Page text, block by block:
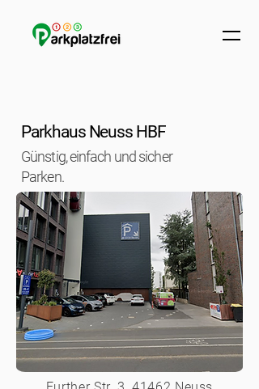
Parkhaus Neuss HBF
Günstig, einfach und sicher
Parken.